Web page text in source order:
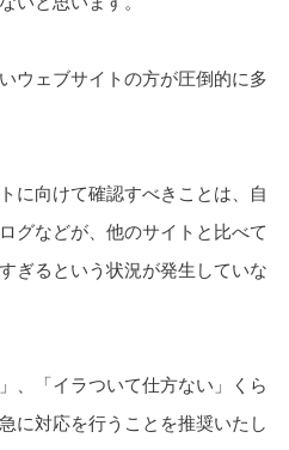
ウェブサイトの方が圧倒的に多
に向けて確認すべきことは、自
グなどが、他のサイトと比べて
ぎるという状況が発生していな
、「イラついて仕方ない」くら
に対応を行うことを推奨いたし